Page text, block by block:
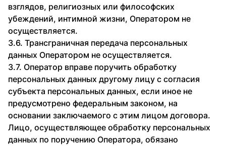
взглядов, религиозных или философских
убеждений, интимной жизни, Оператором не
осуществляется.
3.6. Трансграничная передача персональных
данных Оператором не осуществляется.
3.7. Оператор вправе поручить обработку
персональных данных другому лицу с согласия
субъекта персональных данных, если иное не
предусмотрено федеральным законом, на
основании заключаемого с этим лицом договора.
Лицо, осуществляющее обработку персональных
данных по поручению Оператора, обязано